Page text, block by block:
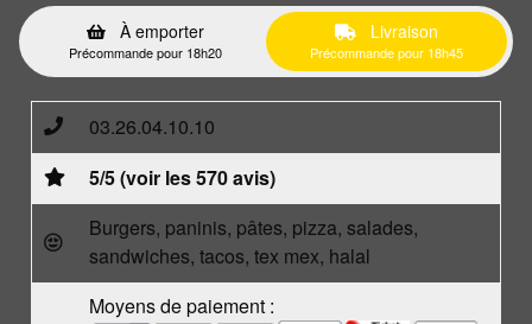
À emporter
Précommande pour 18h20
Livraison
Précommande pour 18h45
03.26.04.10.10
5/5 (voir les 570 avis)
Burgers, paninis, pâtes, pizza, salades,
sandwiches, tacos, tex mex, halal
Moyens de paiement :